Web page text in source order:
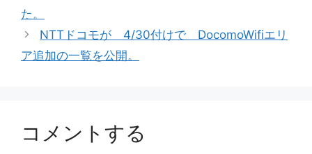
ー
た。
NTTドコモが 4/30付けで DocomoWifiエリ
ア追加の一覧を公開。
コメントする